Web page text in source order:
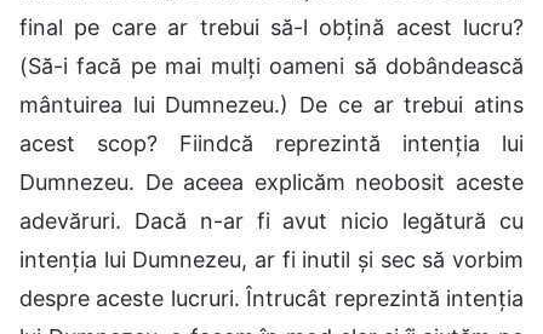
final pe care ar trebui să-l obțină acest lucru?
(Să-i facă pe mai mulți oameni să dobândească
mântuirea lui Dumnezeu.) De ce ar trebui atins
acest scop? Fiindcă reprezintă intenția lui
Dumnezeu. De aceea explicăm neobosit aceste
adevăruri. Dacă n-ar fi avut nicio legătură cu
intenția lui Dumnezeu, ar fi inutil și sec să vorbim
despre aceste lucruri. Întrucât reprezintă intenția